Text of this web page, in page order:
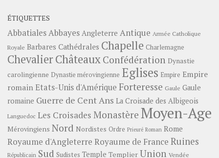
ÉTIQUETTES
Abbatiales Abbayes Angleterre Antique Armée Catholique
Royale Barbares Cathédrales Chapelle Charlemagne
ChevalierChâteauxConfédération Dynastie
carolingienne Dynastie mérovingienne Eglises Empire Empire
romainEtats-Unis d'Amérique Forteresse Gaule Gaule
romaine Guerre de Cent Ans La Croisade des Albigeois
Languedoc Les Croisades Monastère Moyen-Age
Mérovingiens Nord Nordistes Ordre Prieuré Roman Rome
Royaume d'Angleterre Royaume de France Ruines
Républicain Sud Sudistes Temple Templier Union Vendée